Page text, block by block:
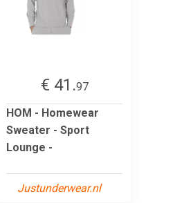
€ 41.97
HOM - Homewear
Sweater - Sport
Lounge -
Justunderwear.nl